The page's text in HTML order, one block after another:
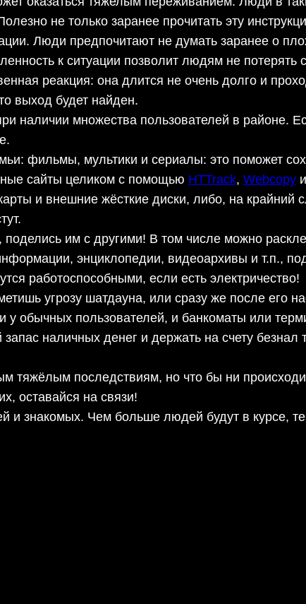
не только заранее прочитать эту
Люди предпочитают не думать заранее о
к ситуации позволит людям не
реакция: она длится не очень долго и
выход будет найден.
наличии множества пользователей в районе.
фильмы, мультики и сериалы: это поможет
сайты целиком с помощью HTTrack, Webcopy
и внешние жёсткие диски, либо, на крайний
поделись им с другими! В том числе можно
энциклопедии, видеоархивы и т.п.,
работоспособными, если есть электричество!
угрозу шатдауна, или сразу же после его
у обычных пользователей, и банкоматы или
наличных денег и держать на счету
тяжёлым последствиям, но что бы ни
оставайся на связи!
и знакомых. Чем больше людей будут в курсе,